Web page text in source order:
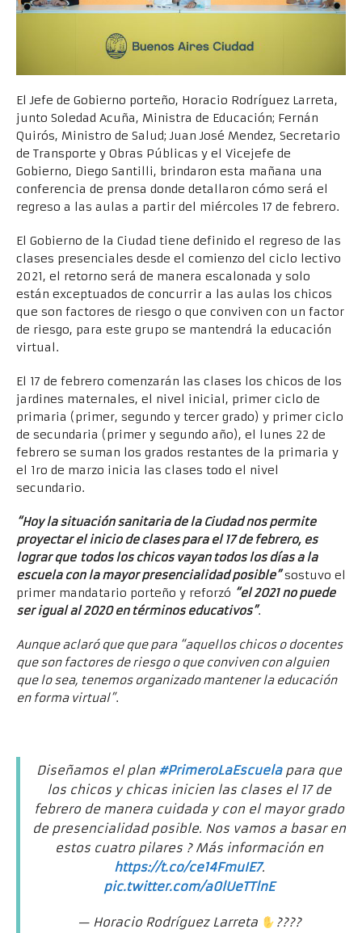
El Jefe de Gobierno porteño, Horacio Rodríguez Larreta,
junto Soledad Acuña, Ministra de Educación; Fernán
Quirós, Ministro de Salud; Juan José Mendez, Secretario
de Transporte y Obras Públicas y el Vicejefe de
Gobierno, Diego Santilli, brindaron esta mañana una
conferencia de prensa donde detallaron cómo será el
regreso a las aulas a partir del miércoles 17 de febrero.
El Gobierno de la Ciudad tiene definido el regreso de las
clases presenciales desde el comienzo del ciclo lectivo
2021, el retorno será de manera escalonada y solo
están exceptuados de concurrir a las aulas los chicos
que son factores de riesgo o que conviven con un factor
de riesgo, para este grupo se mantendrá la educación
virtual.
El 17 de febrero comenzarán las clases los chicos de los
jardines maternales, el nivel inicial, primer ciclo de
primaria (primer, segundo y tercer grado) y primer ciclo
de secundaria (primer y segundo año), el lunes 22 de
febrero se suman los grados restantes de la primaria y
el 1ro de marzo inicia las clases todo el nivel
secundario.
“Hoy la situación sanitaria de la Ciudad nos permite
proyectar el inicio de clases para el 17 de febrero, es
lograr que todos los chicos vayan todos los días a la
escuela con la mayor presencialidad posible”sostuvo el
primer mandatario porteño y reforzó “el 2021 no puede
ser igual al 2020 en términos educativos”.
Aunque aclaró que que para “aquellos chicos o docentes
que son factores de riesgo o que conviven con alguien
que lo sea, tenemos organizado mantener la educación
en forma virtual”.
Diseñamos el plan #PrimeroLaEscuelapara que
los chicos y chicas inicien las clases el 17 de
febrero de manera cuidada y con el mayor grado
de presencialidad posible. Nos vamos a basar en
estos cuatro pilares ? Más información en
https://t.co/ce14FmuIE7.
pic.twitter.com/a0lUeTTlnE
— Horacio Rodríguez Larreta
????